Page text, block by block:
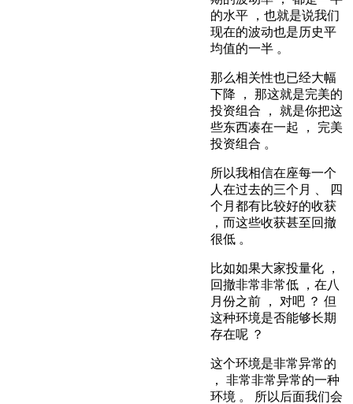
的水平 ，也就是说我们
现在的波动也是历史平
均值的一半 。
那么相关性也已经大幅
下降 ， 那这就是完美的
投资组合 ， 就是你把这
些东西凑在一起 ， 完美
投资组合 。
所以我相信在座每一个
人在过去的三个月 、 四
个月都有比较好的收获
，而这些收获甚至回撤
很低 。
比如如果大家投量化 ，
回撤非常非常低 ，在八
月份之前 ， 对吧 ？ 但
这种环境是否能够长期
存在呢 ？
这个环境是非常异常的
， 非常非常异常的一种
环境 。 所以后面我们会